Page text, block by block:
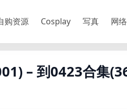
购资源 Cosplay 写真 网络
– 到0423合集